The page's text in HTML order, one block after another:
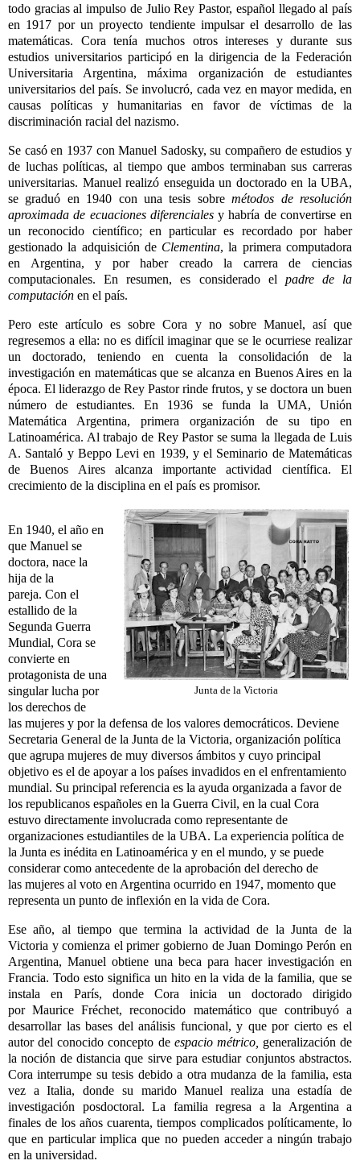
todo gracias al impulso de Julio Rey Pastor, español llegado al país
en 1917 por un proyecto tendiente impulsar el desarrollo de las
matemáticas. Cora tenía muchos otros intereses y durante sus
estudios universitarios participó en la dirigencia de la Federación
Universitaria Argentina, máxima organización de estudiantes
universitarios del país. Se involucró, cada vez en mayor medida, en
causas políticas y humanitarias en favor de víctimas de la
discriminación racial del nazismo.
Se casó en 1937 con Manuel Sadosky, su compañero de estudios y
de luchas políticas, al tiempo que ambos terminaban sus carreras
universitarias. Manuel realizó enseguida un doctorado en la UBA,
se graduó en 1940 con una tesis sobremétodos de resolución
aproximada de ecuaciones diferencialesy habría de convertirse en
un reconocido científico; en particular es recordado por haber
gestionado la adquisición de Clementina, la primera computadora
en Argentina, y por haber creado la carrera de ciencias
computacionales. En resumen, es considerado el padre de la
computación en el país.
Pero este artículo es sobre Cora y no sobre Manuel, así que
regresemos a ella: no es difícil imaginar que se le ocurriese realizar
un doctorado, teniendo en cuenta la consolidación de la
investigación en matemáticas que se alcanza en Buenos Aires en la
época. El liderazgo de Rey Pastor rinde frutos, y se doctora un buen
número de estudiantes. En 1936 se funda la UMA, Unión
Matemática Argentina, primera organización de su tipo en
Latinoamérica. Al trabajo de Rey Pastor se suma la llegada de Luis
A. Santaló y Beppo Levi en 1939, y el Seminario de Matemáticas
de Buenos Aires alcanza importante actividad científica. El
crecimiento de la disciplina en el país es promisor.
Junta de la Victoria
En 1940, el año en
que Manuel se
doctora, nace la
hija de la
pareja. Con el
estallido de la
Segunda Guerra
Mundial, Cora se
convierte en
protagonista de una
singular lucha por
los derechos de
las mujeres y por la defensa de los valores democráticos. Deviene
Secretaria General de la Junta de la Victoria, organización política
que agrupa mujeres de muy diversos ámbitos y cuyo principal
objetivo es el de apoyar a los países invadidos en el enfrentamiento
mundial. Su principal referencia es la ayuda organizada a favor de
los republicanos españoles en la Guerra Civil, en la cual Cora
estuvo directamente involucrada como representante de
organizaciones estudiantiles de la UBA. La experiencia política de
la Junta es inédita en Latinoamérica y en el mundo, y se puede
considerar como antecedente de la aprobación del derecho de
las mujeres al voto en Argentina ocurrido en 1947, momento que
representa un punto de inflexión en la vida de Cora.
Ese año, al tiempo que termina la actividad de la Junta de la
Victoria y comienza el primer gobierno de Juan Domingo Perón en
Argentina, Manuel obtiene una beca para hacer investigación en
Francia. Todo esto significa un hito en la vida de la familia, que se
instala en París, donde Cora inicia un doctorado dirigido
por Maurice Fréchet, reconocido matemático que contribuyó a
desarrollar las bases del análisis funcional, y que por cierto es el
autor del conocido concepto de espacio métrico, generalización de
la noción de distancia que sirve para estudiar conjuntos abstractos.
Cora interrumpe su tesis debido a otra mudanza de la familia, esta
vez a Italia, donde su marido Manuel realiza una estadía de
investigación posdoctoral. La familia regresa a la Argentina a
finales de los años cuarenta, tiempos complicados políticamente, lo
que en particular implica que no pueden acceder a ningún trabajo
en la universidad.